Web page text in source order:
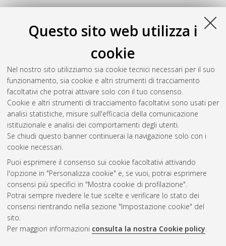
Questo sito web utilizza i
cookie
Nel nostro sito utilizziamo sia cookie tecnici necessari per il suo
funzionamento, sia cookie e altri strumenti di tracciamento
facoltativi che potrai attivare solo con il tuo consenso.
Cookie e altri strumenti di tracciamento facoltativi sono usati per
analisi statistiche, misure sull'efficacia della comunicazione
istituzionale e analisi dei comportamenti degli utenti.
Se chiudi questo banner continuerai la navigazione solo con i
cookie necessari.
Puoi esprimere il consenso sui cookie facoltativi attivando
l'opzione in "Personalizza cookie" e, se vuoi, potrai esprimere
consensi più specifici in "Mostra cookie di profilazione".
Potrai sempre rivedere le tue scelte e verificare lo stato dei
consensi rientrando nella sezione "Impostazione cookie" del
sito.
Per maggiori informazioni consulta la nostra Cookie policy.
Effetto sul microbiota intestinale della
sperimentali.[Laurea magistrale], Università di Bologna, Corso
di Studio inScienze e tecnologie alimentari [LM-DM270] -
Cesena
Questa lista e' stata generata ilSun Aug 9 06:24:21 2026
CEST
Atom
Rss 1.0
Rss 2.0
AMS Laurea